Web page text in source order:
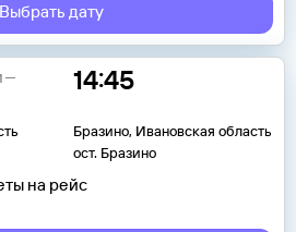
Выбрать дату
14:45
Бразино, Ивановская область
ост. Бразино
на рейс